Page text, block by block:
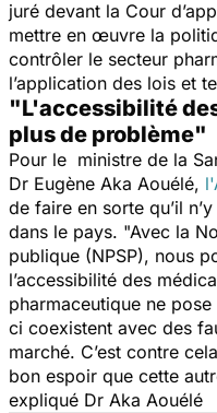
juré devant la Cour
mettre en œuvre la
contrôler le secteur
l’application des lois et
"L'accessibilité
plus de problème"
Pour le ministre de la
Dr Eugène Aka Aouélé,
de faire en sorte qu’il
dans le pays. "Avec la
publique (NPSP), nous
l’accessibilité des
pharmaceutique ne
ci coexistent avec des
marché. C’est contre
bon espoir que cette
expliqué Dr Aka Aouélé